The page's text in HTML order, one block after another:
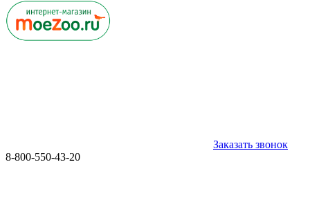
Заказать звонок
8-800-550-43-20